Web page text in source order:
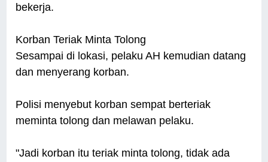
bekerja.
Korban Teriak Minta Tolong
Sesampai di lokasi, pelaku AH kemudian datang
dan menyerang korban.
Polisi menyebut korban sempat berteriak
meminta tolong dan melawan pelaku.
"Jadi korban itu teriak minta tolong, tidak ada